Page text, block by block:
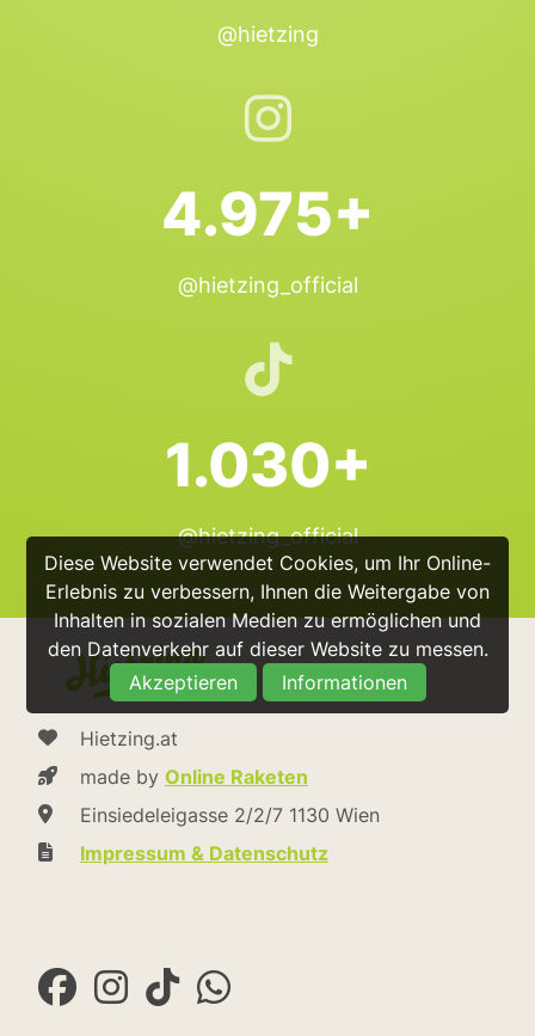
Diese Website verwendet Cookies, um Ihr Online-
Erlebnis zu verbessern, Ihnen die Weitergabe von
Inhalten in sozialen Medien zu ermöglichen und
den Datenverkehr auf dieser Website zu messen.
Akzeptieren
Informationen
@hietzing
4.975+
@hietzing_official
1.030+
@hietzing_official
Hietzing.at
made by Online Raketen
Einsiedeleigasse 2/2/7 1130 Wien
Impressum & Datenschutz